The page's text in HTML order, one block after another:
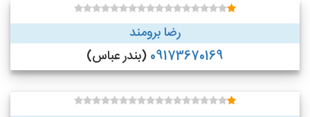
رضا برومند
09173670169 (بندر عباس)